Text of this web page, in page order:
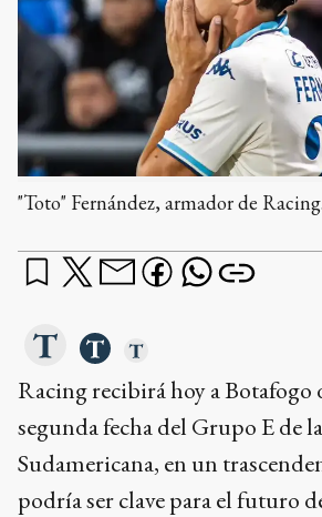
"Toto" Fernández, armador de Racing.
Racing recibirá hoy a Botafogo
segunda fecha del Grupo E de
Sudamericana, en un
podría ser clave para el futuro